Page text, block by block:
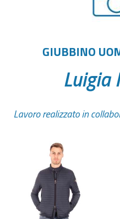
GIUBBINO
Luigia
Lavoro realizzato in